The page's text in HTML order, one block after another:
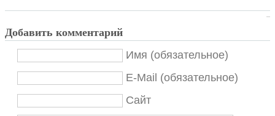
Добавить комментарий
Имя (обязательное)
E-Mail (обязательное)
Сайт